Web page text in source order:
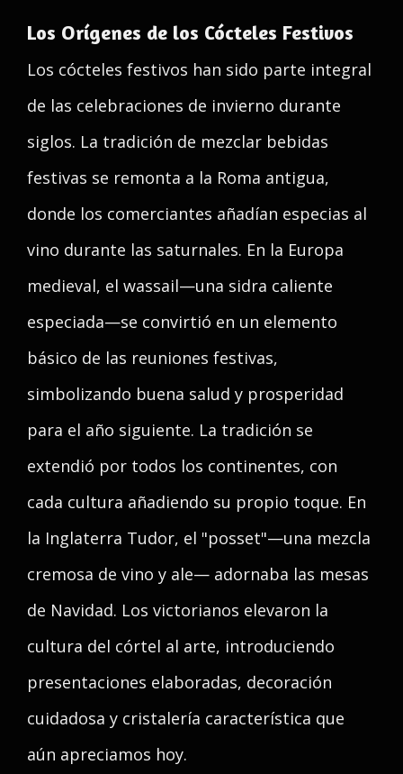
Los Orígenes de los Cócteles Festivos
Los cócteles festivos han sido parte integral
de las celebraciones de invierno durante
siglos. La tradición de mezclar bebidas
festivas se remonta a la Roma antigua,
donde los comerciantes añadían especias al
vino durante las saturnales. En la Europa
medieval, el wassail—una sidra caliente
especiada—se convirtió en un elemento
básico de las reuniones festivas,
simbolizando buena salud y prosperidad
para el año siguiente. La tradición se
extendió por todos los continentes, con
cada cultura añadiendo su propio toque. En
la Inglaterra Tudor, el "posset"—una mezcla
cremosa de vino y ale— adornaba las mesas
de Navidad. Los victorianos elevaron la
cultura del córtel al arte, introduciendo
presentaciones elaboradas, decoración
cuidadosa y cristalería característica que
aún apreciamos hoy.